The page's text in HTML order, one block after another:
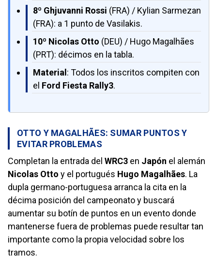
8º Ghjuvanni Rossi (FRA) / Kylian Sarmezan
(FRA): a 1 punto de Vasilakis.
10º Nicolas Otto (DEU) / Hugo Magalhães
(PRT): décimos en la tabla.
Material : Todos los inscritos compiten con
el Ford Fiesta Rally3.
OTTO Y MAGALHÃES: SUMAR PUNTOS Y
EVITAR PROBLEMAS
Completan la entrada del WRC3 en Japón el alemán
Nicolas Otto y el portugués Hugo Magalhães. La
dupla germano-portuguesa arranca la cita en la
décima posición del campeonato y buscará
aumentar su botín de puntos en un evento donde
mantenerse fuera de problemas puede resultar tan
importante como la propia velocidad sobre los
tramos.